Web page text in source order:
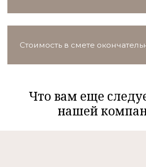
Стоимость в смете
Что вам еще
нашей